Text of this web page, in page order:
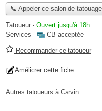
📞 Appeler ce salon de tatouage
Tatoueur - Ouvert jusqu'à 18h
Services :
CB acceptée
Recommander ce tatoueur
Améliorer cette fiche
Autres tatoueurs à Carvin